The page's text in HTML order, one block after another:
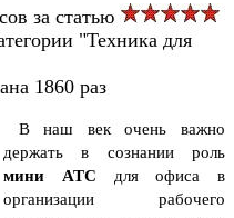
за статью
"Техника для
1860 раз
В наш век очень важно
держать в сознании роль
мини АТС для офиса в
организации рабочего